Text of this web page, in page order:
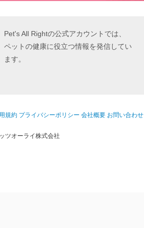
Pet's All Rightの公式アカウントでは、
ペットの健康に役立つ情報を発信してい
ます。
規約 プライバシーポリシー 会社概要 お問い合わせ
ツオーライ株式会社